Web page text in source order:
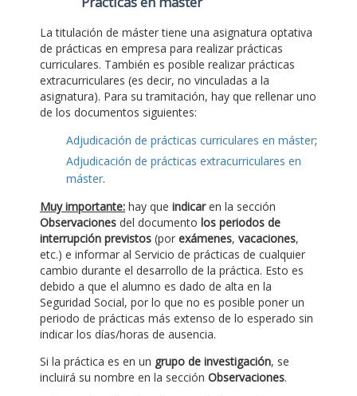
La titulación de máster tiene una asignatura optativa
de prácticas en empresa para realizar prácticas
curriculares. También es posible realizar prácticas
extracurriculares (es decir, no vinculadas a la
asignatura). Para su tramitación, hay que rellenar uno
de los documentos siguientes:
Adjudicación de prácticas curriculares en máster;
Adjudicación de prácticas extracurriculares en
máster.
Muy importante: hay que indicaren la sección
Observaciones del documento los periodos de
interrupción previstos (por exámenes, vacaciones,
etc.) e informar al Servicio de prácticas de cualquier
cambio durante el desarrollo de la práctica. Esto es
debido a que el alumno es dado de alta en la
Seguridad Social, por lo que no es posible poner un
periodo de prácticas más extenso de lo esperado sin
indicar los días/horas de ausencia.
Si la práctica es en un grupo de investigación, se
incluirá su nombre en la sección Observaciones.